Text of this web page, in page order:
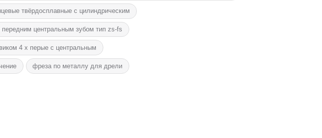
твёрдосплавные с цилиндрическим
передним центральным зубом тип zs-fs
4 х перые c центральным
фреза по металлу для дрели